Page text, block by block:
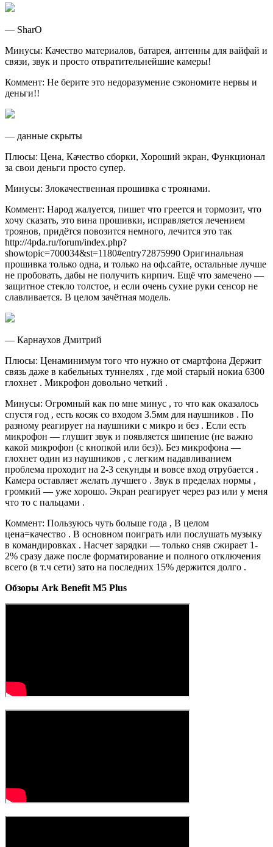
— SharO
Минусы: Качество материалов, батарея, антенны для вайфай и
связи, звук и просто отвратительнейшие камеры!
Коммент: Не берите это недоразумение сэкономите нервы и
деньги!!
— данные скрыты
Плюсы: Цена, Качество сборки, Хороший экран, Функционал
за свои деньги просто супер.
Минусы: Злокачественная прошивка с троянами.
Коммент: Народ жалуется, пишет что греется и тормозит, что
хочу сказать, это вина прошивки, исправляется лечением
троянов, придётся повозится немного, лечится это так
http://4pda.ru/forum/index.php?
showtopic=700034&st=1180#entry72875990 Оригинальная
прошивка только одна, и только на оф.сайте, остальные лучше
не пробовать, дабы не получить кирпич. Ещё что замечено —
защитное стекло толстое, и если очень сухие руки сенсор не
славливается. В целом зачётная модель.
— Карнаухов Дмитрий
Плюсы: Ценаминимум того что нужно от смартфона Держит
связь даже в кабельных туннелях , где мой старый нокиа 6300
глохнет . Микрофон довольно четкий .
Минусы: Огромный как по мне минус , то что как оказалось
спустя год , есть косяк со входом 3.5мм для наушников . По
разному реагирует на наушники с микро и без . Если есть
микрофон — глушит звук и появляется шипение (не важно
какой микрофон (с кнопкой или без)). Без микрофона —
глохнет один из наушников , с легким надавливанием
проблема проходит на 2-3 секунды и вовсе вход отрубается .
Камера оставляет желать лучшего . Звук в пределах нормы ,
громкий — уже хорошо. Экран реагирует через раз или у меня
что то с пальцами .
Коммент: Пользуюсь чуть больше года , В целом
цена=качество . В основном поиграть или послушать музыку
в командировках . Насчет зарядки — только сняв сжирает 1-
2% сразу даже после форматирование и полного отключения
всего (в т.ч сети) зато на последних 15% держится долго .
Обзоры Ark Benefit M5 Plus